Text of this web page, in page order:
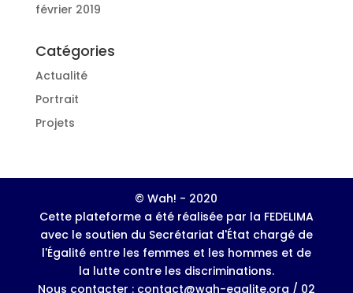
février 2019
Catégories
Actualité
Portrait
Projets
© Wah! - 2020
Cette plateforme a été réalisée par la FEDELIMA
avec le soutien du Secrétariat d'État chargé de
l'Égalité entre les femmes et les hommes et de
la lutte contre les discriminations.
Nous contacter : contact@wah-egalite.org / 02